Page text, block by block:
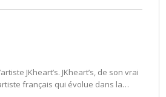
JKheart’s. JKheart’s, de son vrai
français qui évolue dans la…